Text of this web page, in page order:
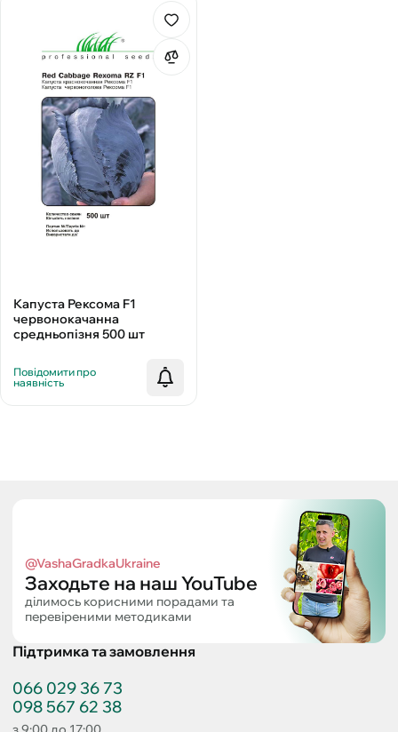
Капуста Рексома F1
червонокачанна
средньопізня 500 шт
Повідомити про
наявність
@VashaGradkaUkraine
Заходьте на наш YouTube
ділимось корисними порадами та
перевіреними методиками
Підтримка та замовлення
066 029 36 73
098 567 62 38